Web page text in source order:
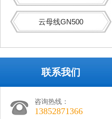
云母线GN500
联系我们
咨询热线：
13852871366